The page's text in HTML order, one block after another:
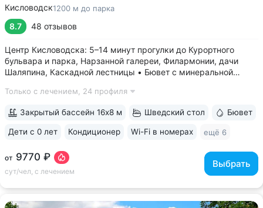
Кисловодск1200 м до парка
8.7 48 отзывов
Центр Кисловодска: 5–14 минут прогулки до Курортного
бульвара и парка, Нарзанной галереи, Филармонии, дачи
Шаляпина, Каскадной лестницы • Бювет с минеральной
«Славяновская» (Железноводск), «Ессентуки № 4» •
Только с лечением, 24 профиля
от 9770 ₽
сут/чел, с лечением
Выбрать
Закрытый бассейн 16х8 м Шведский стол Бювет
Дети с 0 лет Кондиционер Wi-Fi в номерах ещё 6